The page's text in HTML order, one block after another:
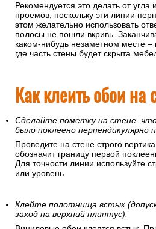
Рекомендуется это делать от угла
проемов, поскольку эти линии
этом желательно использовать
полосы не пошли вкривь.
каком-нибудь незаметном месте –
где часть стены будет скрыта
Как клеить обои на
Сделайте пометку на стене,
было поклеено перпендикулярно
Проведите на стене строго
обозначит границу первой
Для точности линии используйте
или уровень.
Клейте полотнища
заход на верхний плинтус).